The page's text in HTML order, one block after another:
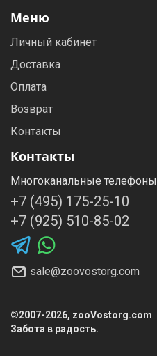
Меню
Личный кабинет
Доставка
Оплата
Возврат
Контакты
Контакты
Многоканальные телефоны
+7 (495) 175-25-10
+7 (925) 510-85-02
sale@zoovostorg.com
©2007-2026, zooVostorg.com
Забота в радость.